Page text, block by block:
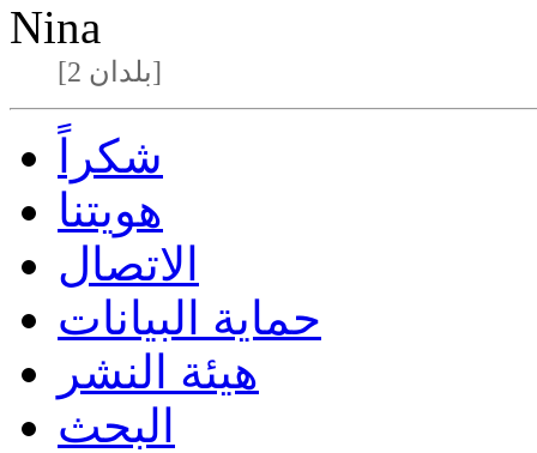
Nina
[2 بلدان]
شكراً
هويتنا
الاتصال
حماية البيانات
هيئة النشر
البحث